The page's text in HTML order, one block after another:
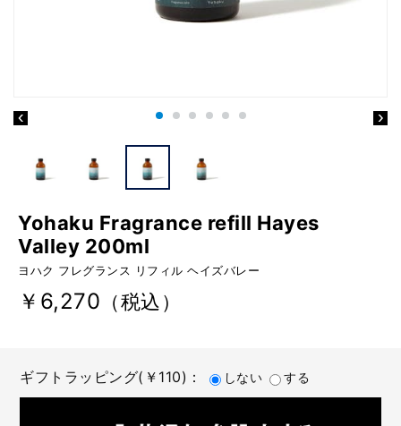
Yohaku Fragrance refill Hayes
Valley 200ml
ヨハク フレグランス リフィル ヘイズバレー
￥6,270 （税込）
ギフトラッピング(￥110)： しない する